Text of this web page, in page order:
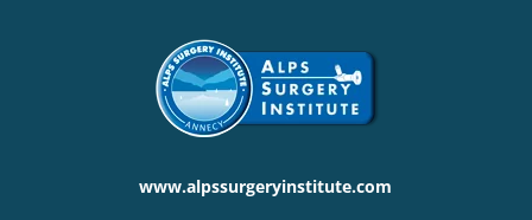
www.alpssurgeryinstitute.com